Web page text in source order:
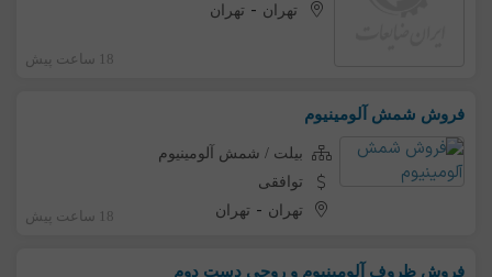
تهران - تهران
18 ساعت پیش
فروش شمش آلومینیوم
بیلت / شمش آلومینیوم
توافقی
تهران -تهران 18 ساعت پیش
فروش ظروف آلومینیوم و روحی دست دوم